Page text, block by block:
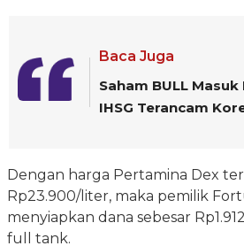
Baca Juga
Saham BULL
IHSG Terancam
Dengan harga Pertamina Dex
Rp23.900/liter, maka pemilik
menyiapkan dana sebesar
full tank.